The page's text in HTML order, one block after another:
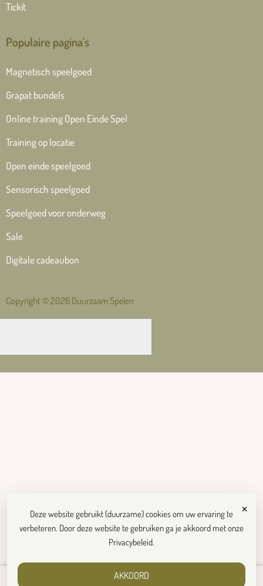
Tickit
Populaire pagina's
Magnetisch speelgoed
Grapat bundels
Online training Open Einde Spel
Training op locatie
Open einde speelgoed
Sensorisch speelgoed
Speelgoed voor onderweg
Sale
Digitale cadeaubon
Copyright © 2026 Duurzaam Spelen
×
Deze website gebruikt (duurzame) cookies om uw ervaring te
verbeteren. Door deze website te gebruiken ga je akkoord met onze
Privacybeleid.
AKKOORD